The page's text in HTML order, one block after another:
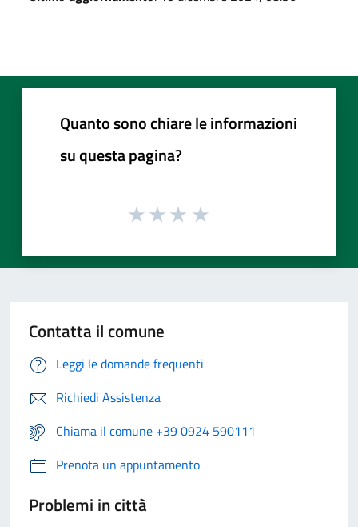
Quanto sono chiare le informazioni
su questa pagina?
Contatta il comune
Leggi le domande frequenti
Richiedi Assistenza
Chiama il comune +39 0924 590111
Prenota un appuntamento
Problemi in città